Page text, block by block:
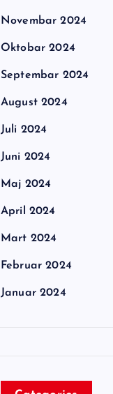
Novembar 2024
Oktobar 2024
Septembar 2024
August 2024
Juli 2024
Juni 2024
Maj 2024
April 2024
Mart 2024
Februar 2024
Januar 2024